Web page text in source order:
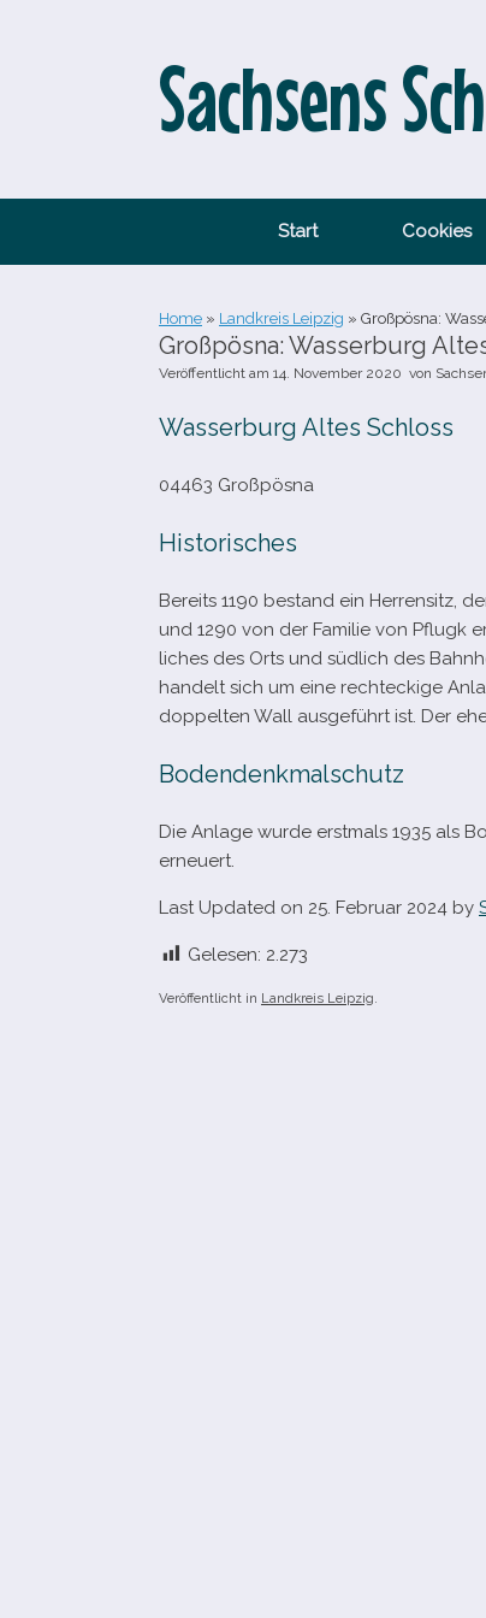
Sachsens
Start Cookies
Home » Landkreis Leipzig » Großpösna:
Großpösna: Wasserburg
Veröffentlicht am 14. November 2020 von
Wasserburg Altes Schloss
04463 Großpösna
Historisches
Bereits 1190 bestand ein Herrensitz,
und 1290 von der Familie von Pflugk
li­ches des Orts und süd­lich des
han­delt sich um eine recht­eckige
dop­pel­ten Wall aus­ge­führt ist. Der
Bodendenkmalschutz
Die Anlage wurde erst­mals 1935 als
erneuert.
Last Updated on 25. Februar 2024 by
Gelesen: 2.273
Veröffentlicht in Landkreis Leipzig